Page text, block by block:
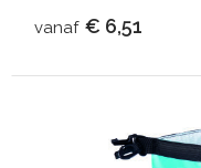
vanaf € 6,51